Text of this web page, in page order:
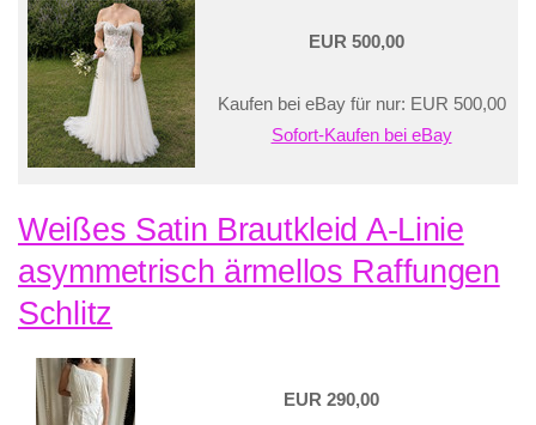
EUR 500,00
Kaufen bei eBay für nur: EUR 500,00
Sofort-Kaufen bei eBay
Weißes Satin Brautkleid A-Linie
asymmetrisch ärmellos Raffungen
Schlitz
EUR 290,00